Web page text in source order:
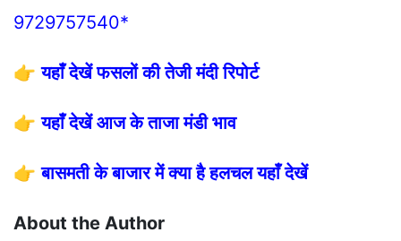
9729757540*
👉यहाँ देखें फसलों की तेजी मंदी रिपोर्ट
👉यहाँ देखें आज के ताजा मंडी भाव
👉बासमती के बाजार में क्या है हलचल यहाँ देखें
About the Author